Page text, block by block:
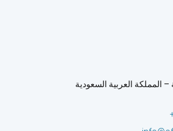
المملكة العربية السعودية